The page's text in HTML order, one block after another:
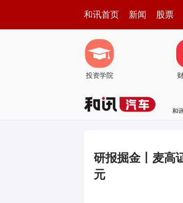
和讯首页 新闻 股票
投资学院
和
研报掘金丨麦高
元